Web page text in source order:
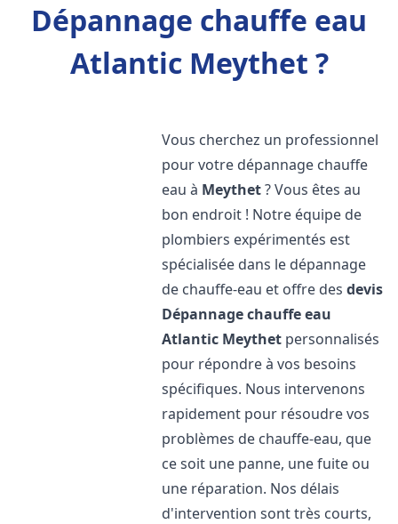
Dépannage chauffe eau
Atlantic Meythet ?
Vous cherchez un professionnel
pour votre dépannage chauffe
eau à Meythet? Vous êtes au
bon endroit ! Notre équipe de
plombiers expérimentés est
spécialisée dans le dépannage
de chauffe-eau et offre desdevis
Dépannage chauffe eau
Atlantic Meythet personnalisés
pour répondre à vos besoins
spécifiques. Nous intervenons
rapidement pour résoudre vos
problèmes de chauffe-eau, que
ce soit une panne, une fuite ou
une réparation. Nos délais
d'intervention sont très courts,